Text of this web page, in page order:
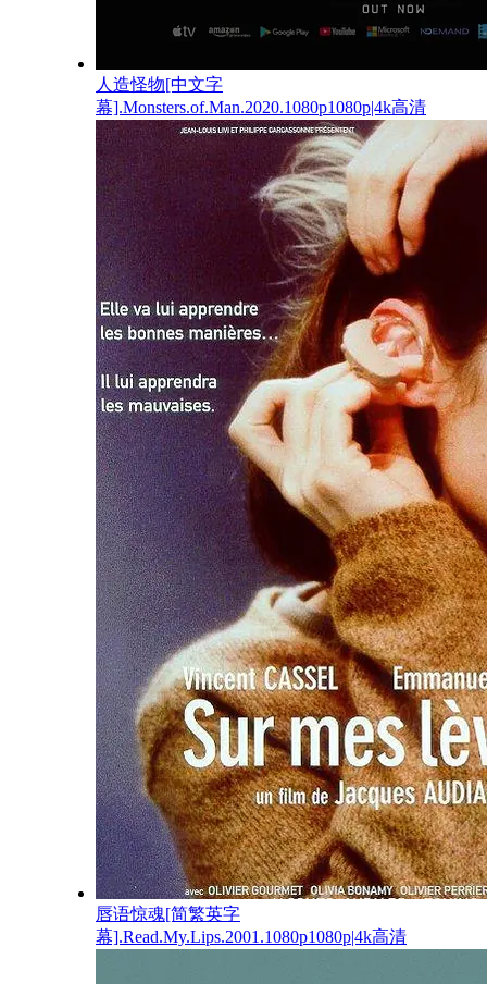
人造怪物[中文字
幕].Monsters.of.Man.2020.1080p1080p|4k高清
唇语惊魂[简繁英字
幕].Read.My.Lips.2001.1080p1080p|4k高清